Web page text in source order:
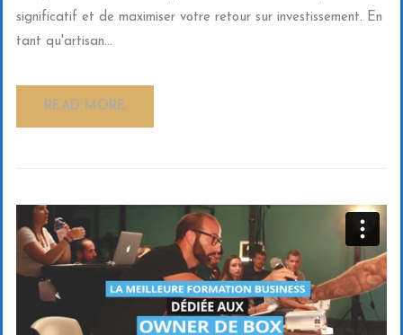
significatif et de maximiser votre retour sur investissement. En
tant qu'artisan...
READ MORE